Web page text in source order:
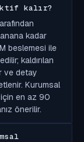
kalır?
kadar
beslemesi ile
kaldırılan
ve detay
Kurumsal
için en az 90
önerilir.